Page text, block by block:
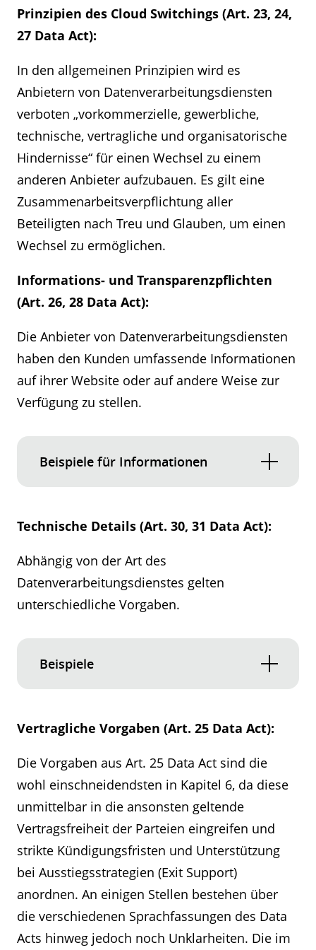
Prinzipien des Cloud Switchings (Art. 23, 24,
27 Data Act):
In den allgemeinen Prinzipien wird es
Anbietern von Datenverarbeitungsdiensten
verboten „vorkommerzielle, gewerbliche,
technische, vertragliche und organisatorische
Hindernisse“ für einen Wechsel zu einem
anderen Anbieter aufzubauen. Es gilt eine
Zusammenarbeitsverpflichtung aller
Beteiligten nach Treu und Glauben, um einen
Wechsel zu ermöglichen.
Informations- und Transparenzpflichten
(Art. 26, 28 Data Act):
Die Anbieter von Datenverarbeitungsdiensten
haben den Kunden umfassende Informationen
auf ihrer Website oder auf andere Weise zur
Verfügung zu stellen.
Beispiele für Informationen
formate sowie über Einschränkungen
und technische Beschränkungen, die
dem Anbieter von
Datenverarbeitungsdiensten bekannt
sind. Hierzu zählt auch die Information,
Interoperabilitätsspezifikationen) für die
exportierbaren Daten (siehe Art. 2 Nr. 38
Data Act für die Definition).
Transparenzpflichten zur IKT-
Infrastruktur und zu Maßnahmen zum
Schutz der Daten vor unbefugtem Zugriff
(Art. 28 Data Act).
Technische Details (Art. 30, 31 Data Act):
Abhängig von der Art des
Datenverarbeitungsdienstes gelten
unterschiedliche Vorgaben.
Beispiele
angemessene Maßnahmen treffen, um
eine „Funktionsäquivalenz“ zu
ermöglichen (Art. 30 Abs. 1 Data Act).
Funktionsäquivalenz bedeutet ein
„Mindestmaßes an Funktionalität in der
Umgebung eines neuen
Datenverarbeitungsdienstes der gleichen
Dienstart nach dem Wechsel“ (siehe Art.
2 Nr. 37 Data Act).
Alle anderen Datenverarbeitungsdienste
haben zumindest unentgeltlich offene
Vertragliche Vorgaben (Art. 25 Data Act):
Die Vorgaben aus Art. 25 Data Act sind die
wohl einschneidendsten in Kapitel 6, da diese
unmittelbar in die ansonsten geltende
Vertragsfreiheit der Parteien eingreifen und
strikte Kündigungsfristen und Unterstützung
bei Ausstiegsstrategien (Exit Support)
anordnen. An einigen Stellen bestehen über
die verschiedenen Sprachfassungen des Data
Acts hinweg jedoch noch Unklarheiten. Die im